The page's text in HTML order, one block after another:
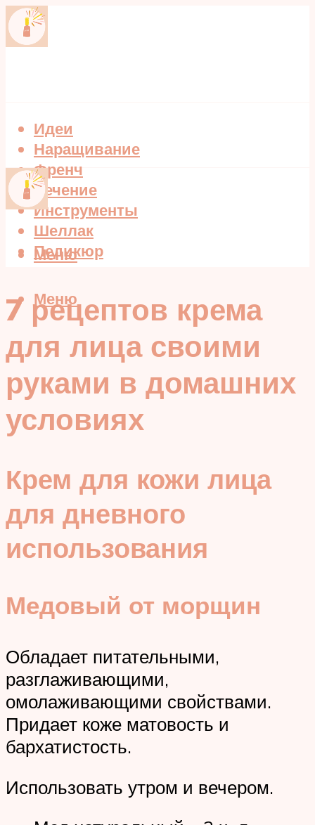
Идеи
Наращивание
Френч
Лечение
Инструменты
Шеллак
Педикюр
Меню
Меню
7 рецептов крема
для лица своими
руками в домашних
условиях
Крем для кожи лица
для дневного
использования
Медовый от морщин
Обладает питательными,
разглаживающими,
омолаживающими свойствами.
Придает коже матовость и
бархатистость.
Использовать утром и вечером.